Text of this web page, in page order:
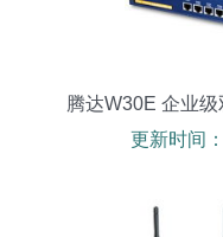
腾达W30E 企业
更新时间